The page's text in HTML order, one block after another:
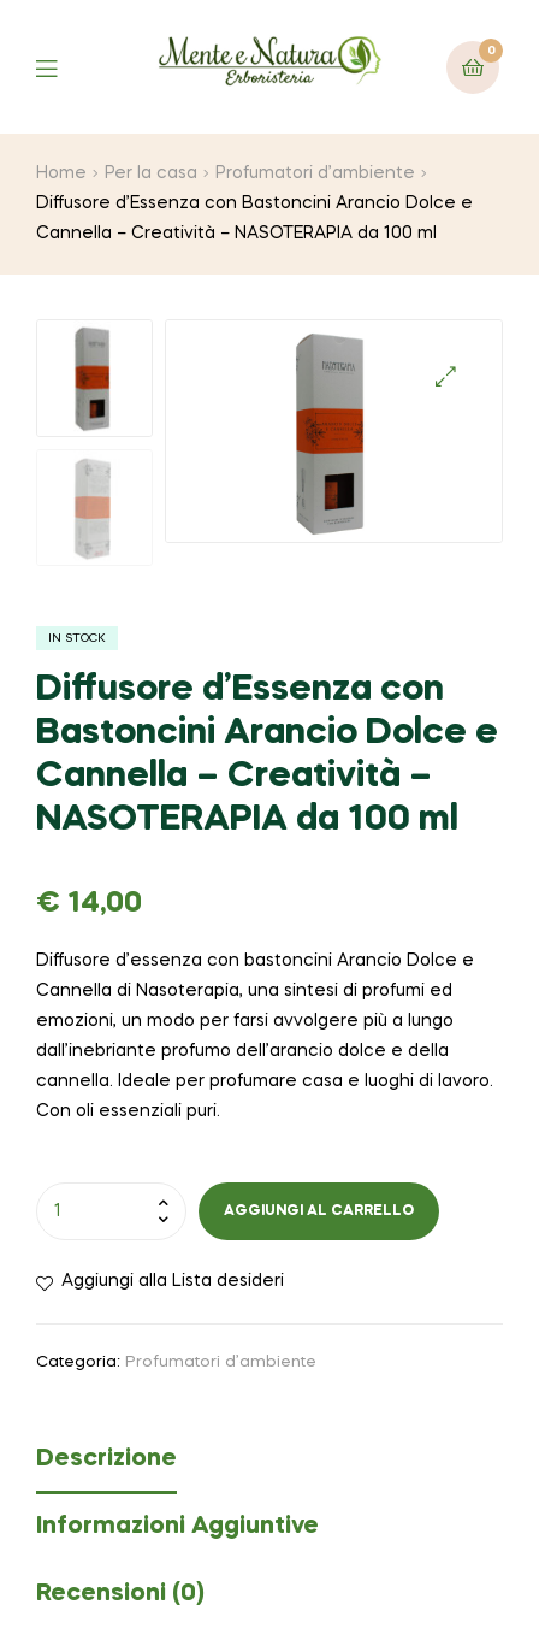
0
Home Per la casa
Profumatori d’ambiente
Diffusore d’Essenza con Bastoncini Arancio Dolce e
Cannella – Creatività – NASOTERAPIA da 100 ml
IN STOCK
Diffusore d’Essenza con
Bastoncini Arancio Dolce e
Cannella – Creatività –
NASOTERAPIA da 100 ml
€ 14,00
Diffusore d’essenza con bastoncini Arancio Dolce e
Cannella di Nasoterapia, una sintesi di profumi ed
emozioni, un modo per farsi avvolgere più a lungo
dall’inebriante profumo dell’arancio dolce e della
cannella. Ideale per profumare casa e luoghi di lavoro.
Con oli essenziali puri.
AGGIUNGI AL CARRELLO
Aggiungi alla Lista desideri
Categoria: Profumatori d’ambiente
Descrizione
Informazioni Aggiuntive
Recensioni (0)